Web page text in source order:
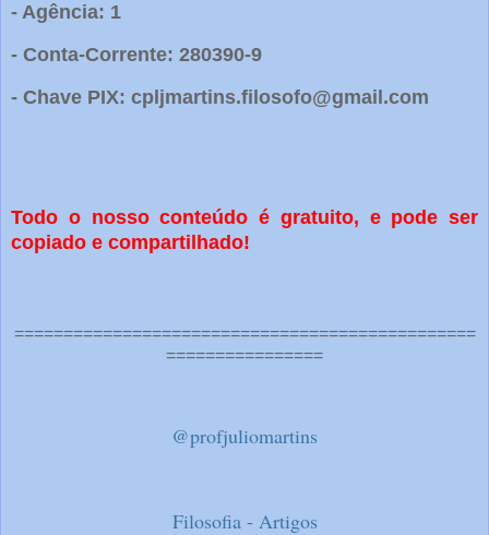
- Agência: 1
- Conta-Corrente: 280390-9
- Chave PIX: cpljmartins.filosofo@gmail.com
Todo o nosso conteúdo é gratuito, e pode ser
copiado e compartilhado!
===============================================
================
@profjuliomartins
Filosofia - Artigos